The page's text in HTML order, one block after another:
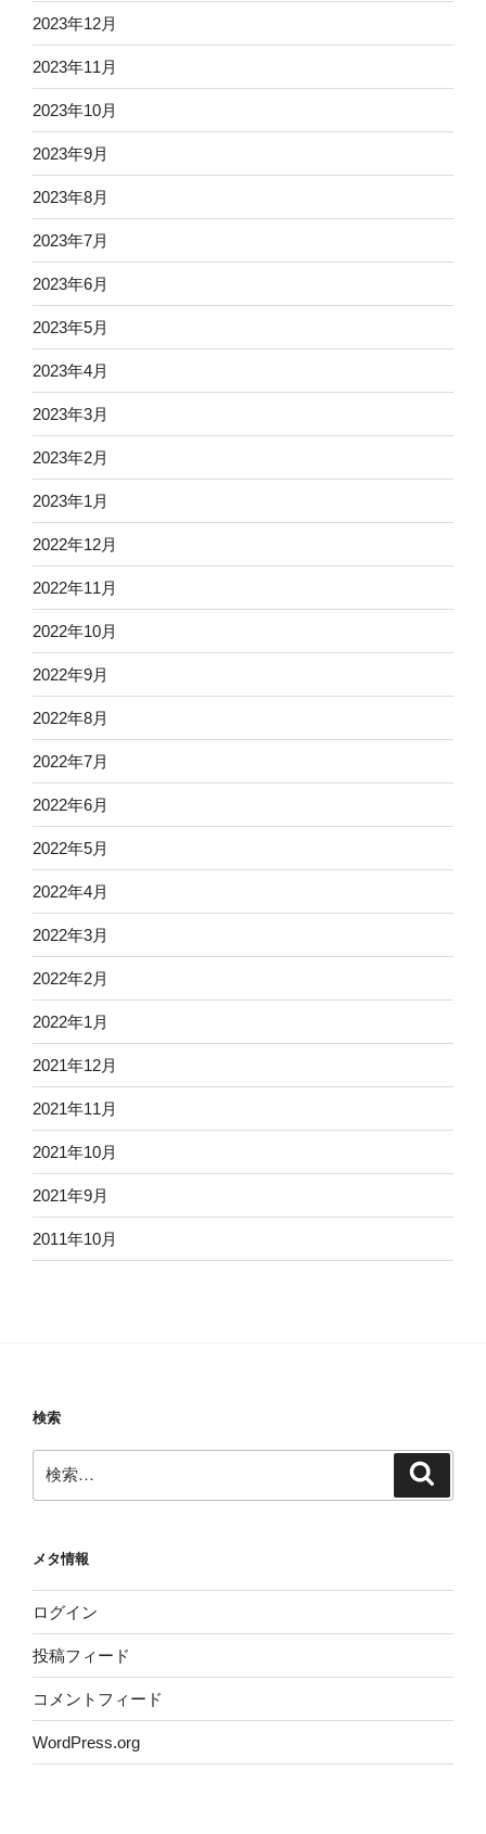
2023年12月
2023年11月
2023年10月
2023年9月
2023年8月
2023年7月
2023年6月
2023年5月
2023年4月
2023年3月
2023年2月
2023年1月
2022年12月
2022年11月
2022年10月
2022年9月
2022年8月
2022年7月
2022年6月
2022年5月
2022年4月
2022年3月
2022年2月
2022年1月
2021年12月
2021年11月
2021年10月
2021年9月
2011年10月
検索
索:
メタ情報
ログイン
投稿フィード
コメントフィード
WordPress.org